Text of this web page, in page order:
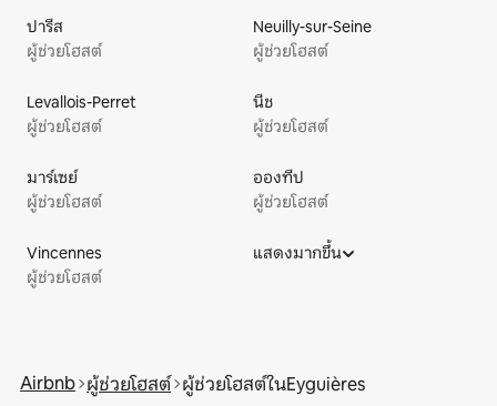
ปารีส
ผู้ช่วยโฮสต์
Neuilly-sur-Seine
ผู้ช่วยโฮสต์
Levallois-Perret
ผู้ช่วยโฮสต์
นีช
ผู้ช่วยโฮสต์
มาร์เซย์
ผู้ช่วยโฮสต์
อองทีป
ผู้ช่วยโฮสต์
Vincennes
ผู้ช่วยโฮสต์
แสดงมากขึ้น
Airbnb ผู้ช่วยโฮสต์ ผู้ช่วยโฮสต์ในEyguières